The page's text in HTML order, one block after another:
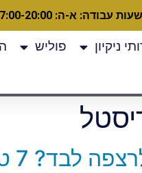
שעות עבודה: א-ה: 7:00-20:00 ו: 7:00-13:00
ניקיון פוליש
בשיטת עשה זאת בעצמך!